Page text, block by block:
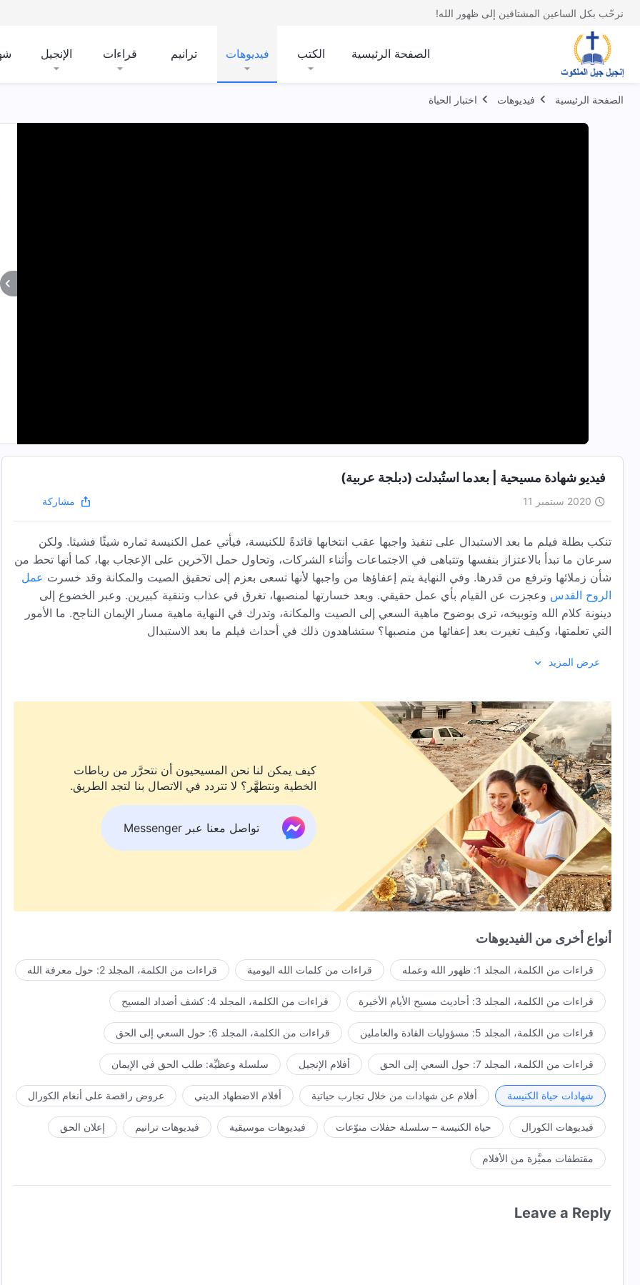
نرحّب بكل الساعين المشتاقين إلى ظهور الله!
الصفحة الرئيسية الكتب فيديوهات ترانيم قراءات الإنجيل
الصفحة الرئيسية فيديوهات اختبار الحياة
فيديو شهادة مسيحية | بعدما استُبدلت (دبلجة عربية)
2020 سبتمبر 11 مشاركة
تنكب بطلة فيلم ما بعد الاستبدال على تنفيذ واجبها عقب انتخابها قائدةً للكنيسة، فيأتي عمل الكنيسة ثماره شيئًا فشيئا. ولكن
سرعان ما تبدأ بالاعتزاز بنفسها وتتباهى في الاجتماعات وأثناء الشركات، وتحاول حمل الآخرين على الإعجاب بها، كما أنها تحط من
شأن زملائها وترفع من قدرها. وفي النهاية يتم إعفاؤها من واجبها لأنها تسعى بعزم إلى تحقيق الصيت والمكانة وقد خسرت عمل
الروح القدس وعجزت عن القيام بأي عمل حقيقي. وبعد خسارتها لمنصبها، تغرق في عذاب وتنقية كبيرين. وعبر الخضوع إلى
دينونة كلام الله وتوبيخه، ترى بوضوح ماهية السعي إلى الصيت والمكانة، وتدرك في النهاية ماهية مسار الإيمان الناجح. ما الأمور
التي تعلمتها، وكيف تغيرت بعد إعفائها من منصبها؟ ستشاهدون ذلك في أحداث فيلم ما بعد الاستبدال
عرض المزيد
كيف يمكن لنا نحن المسيحيون أن نتحرَّر من رباطات
الخطية ونتطهَّر؟ لا تتردد في الاتصال بنا لتجد الطريق.
تواصل معنا عبر Messenger
أنواع أخرى من الفيديوهات
قراءات من الكلمة، المجلد 1: ظهور الله وعمله قراءات من كلمات الله اليومية قراءات من الكلمة، المجلد 2: حول معرفة الله
قراءات من الكلمة، المجلد 3: أحاديث مسيح الأيام الأخيرة قراءات من الكلمة، المجلد 4: كشف أضداد المسيح
قراءات من الكلمة، المجلد 5: مسؤوليات القادة والعاملين قراءات من الكلمة، المجلد 6: حول السعي إلى الحق
قراءات من الكلمة، المجلد 7: حول السعي إلى الحق أفلام الإنجيل سلسلة وعظيِّة: طلب الحق في الإيمان
شهادات حياة الكنيسة أفلام عن شهادات من خلال تجارب حياتية أفلام الاضطهاد الديني عروض راقصة على أنغام الكورال
فيديوهات الكورال حياة الكنيسة – سلسلة حفلات منوّعات فيديوهات موسيقية فيديوهات ترانيم إعلان الحق
مقتطفات مميَّزة من الأفلام
Leave a Reply